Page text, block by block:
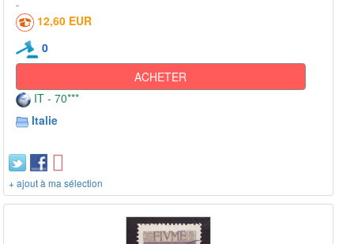
12,60 EUR
0
ACHETER
IT - 70***
Italie
+ ajout à ma sélection